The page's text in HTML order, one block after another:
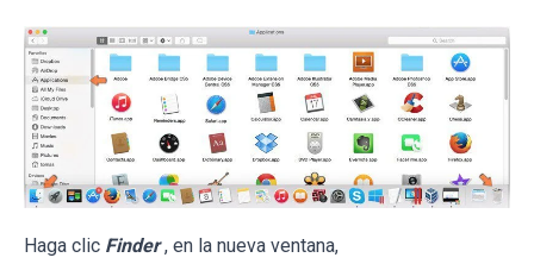
Haga clic Finder , en la nueva ventana,